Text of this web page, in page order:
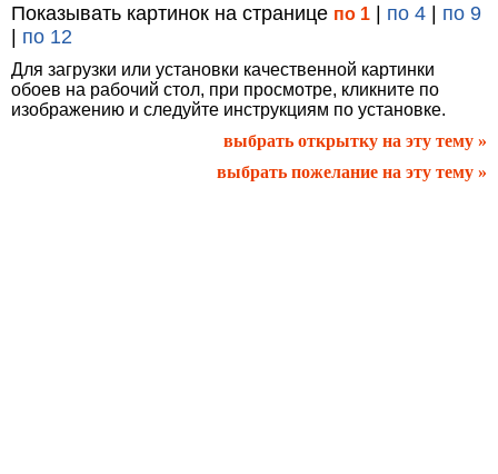
Показывать картинок на странице по 1 по 4
по 9
по 12
Для загрузки или установки качественной картинки
обоев на рабочий стол, при просмотре, кликните по
изображению и следуйте инструкциям по установке.
выбрать открытку на эту тему »
выбрать пожелание на эту тему »